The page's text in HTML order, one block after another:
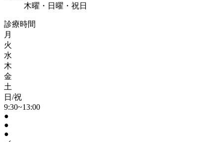
木曜・日曜・祝日
診療時間
月
火
水
木
金
土
日/祝
9:30~13:00
●
●
●